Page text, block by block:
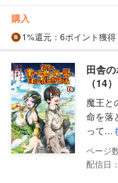
購入
1%還元 ：6ポイント獲得
田舎
（14）
魔王と
命を落
って...
配信日